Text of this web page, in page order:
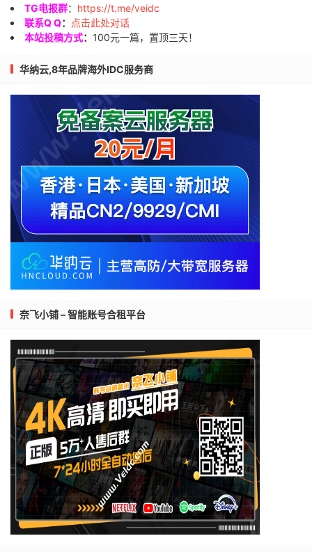
TG电报群： https://t.me/veidc
联系Q Q：
点击此处对话
本站投稿方式： 100元一篇，置顶三天！
华纳云,8年品牌海外IDC服务商
奈飞小铺 – 智能账号合租平台